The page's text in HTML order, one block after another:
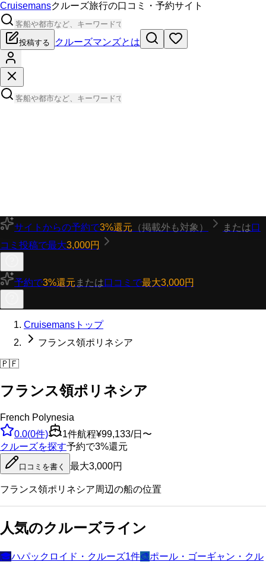
Cruisemansクルーズ旅行の口コミ・予約サイト
投稿する クルーズマンズとは
サイトからの予約で3%還元 （掲載外も対象） または口
コミ投稿で最大3,000円
予約で3%還元 または口コミで最大3,000円
Cruisemansトップ
フランス領ポリネシア
🇵🇫
フランス領ポリネシア
French Polynesia
0.0(0件) 1件航程¥99,133/日〜
クルーズを探す予約で3%還元
口コミを書く 最大3,000円
フランス領ポリネシア周辺の船の位置
人気のクルーズライン
🎓ハパックロイド・クルーズ1件🎨ポール・ゴーギャン・クル